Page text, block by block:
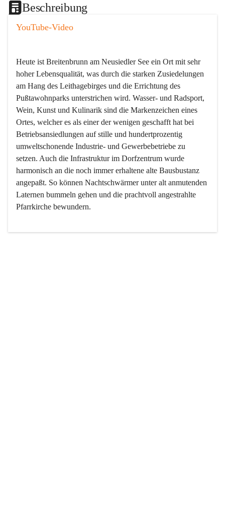
Beschreibung
YouTube-Video
Heute ist Breitenbrunn am Neusiedler See ein Ort mit sehr
hoher Lebensqualität, was durch die starken Zusiedelungen
am Hang des Leithagebirges und die Errichtung des
Pußtawohnparks unterstrichen wird. Wasser- und Radsport,
Wein, Kunst und Kulinarik sind die Markenzeichen eines
Ortes, welcher es als einer der wenigen geschafft hat bei
Betriebsansiedlungen auf stille und hundertprozentig
umweltschonende Industrie- und Gewerbebetriebe zu
setzen. Auch die Infrastruktur im Dorfzentrum wurde
harmonisch an die noch immer erhaltene alte Bausbustanz
angepaßt. So können Nachtschwärmer unter alt anmutenden
Laternen bummeln gehen und die prachtvoll angestrahlte
Pfarrkirche bewundern.
Der Weinbau dominert heute nicht mehr, ist aber integrativer